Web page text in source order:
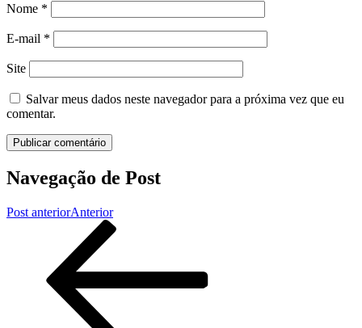
Nome *
E-mail *
Site
Salvar meus dados neste navegador para a próxima vez que eu
comentar.
Navegação de Post
Post anteriorAnterior